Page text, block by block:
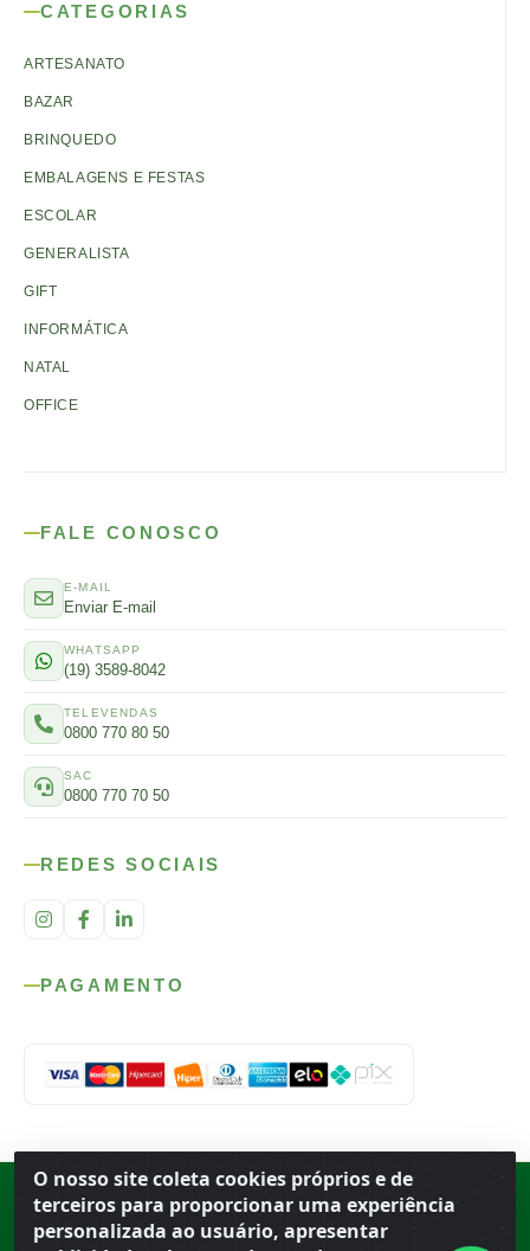
O nosso site coleta cookies próprios e de
terceiros para proporcionar uma experiência
personalizada ao usuário, apresentar
CATEGORIAS
ARTESANATO
BAZAR
BRINQUEDO
EMBALAGENS E FESTAS
ESCOLAR
GENERALISTA
GIFT
INFORMÁTICA
NATAL
OFFICE
FALE CONOSCO
E-MAIL
Enviar E-mail
WHATSAPP
(19) 3589-8042
TELEVENDAS
0800 770 80 50
SAC
0800 770 70 50
REDES SOCIAIS
PAGAMENTO
Rod. SP-215, s/n, km 98 — Área Rural Porto Ferreira ·BR
· CEP
· CNPJ 56.679.863/0001-91
© 2026 Atacado Ideal